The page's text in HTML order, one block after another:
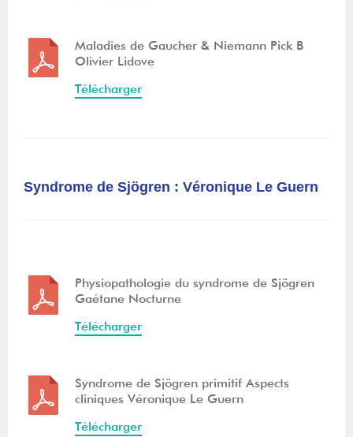
Maladies de Gaucher & Niemann Pick B
Olivier Lidove
Télécharger
Syndrome de Sjögren : Véronique Le Guern
Physiopathologie du syndrome de Sjögren
Gaétane Nocturne
Télécharger
Syndrome de Sjögren primitif Aspects
cliniques Véronique Le Guern
Télécharger